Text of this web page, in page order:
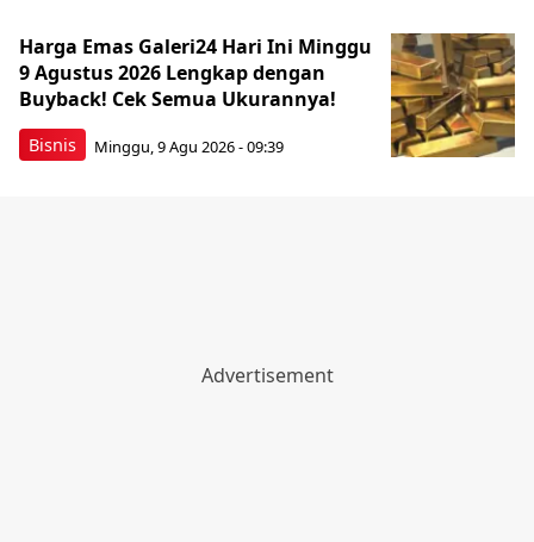
Bisnis
Harga Emas Galeri24 Hari Ini Minggu
9 Agustus 2026 Lengkap dengan
Buyback! Cek Semua Ukurannya!
Minggu, 9 Agu 2026 - 09:39